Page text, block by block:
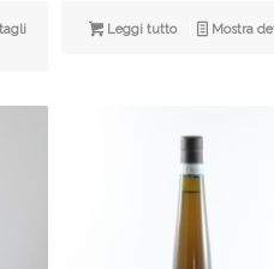
Leggi tutto Mostra